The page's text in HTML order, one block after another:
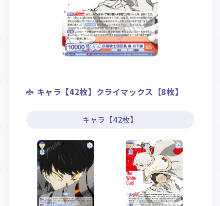
キャラ【42枚】クライマックス【8枚】
キャラ【42枚】